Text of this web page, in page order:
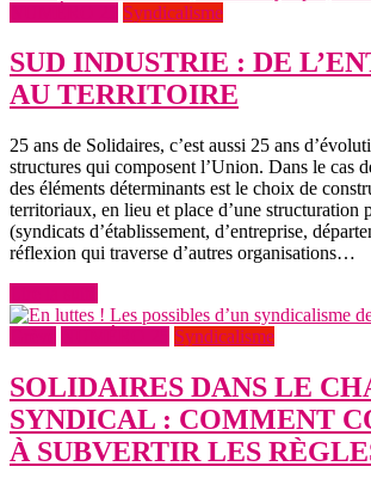
Syndicalisme
SUD INDUSTRIE : DE
AU TERRITOIRE
25 ans de Solidaires, c’est aussi 25 ans
structures qui composent l’Union. Dans le cas
des éléments déterminants est le choix de
territoriaux, en lieu et place d’une structuration
(syndicats d’établissement, d’entreprise,
réflexion qui traverse d’autres organisations…
Syndicalisme
SOLIDAIRES DANS LE
SYNDICAL : COMMENT
À SUBVERTIR LES